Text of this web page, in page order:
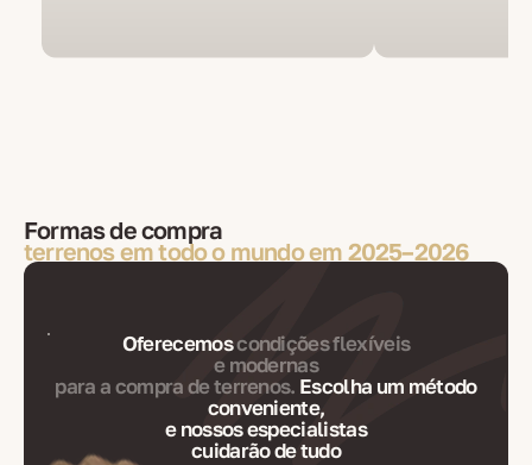
Formas de compra
terrenos em todo o mundo em 2025–2026
Oferecemoscondições flexíveis
e modernas
para a compra de terrenos. Escolha um método
conveniente,
e nossos especialistas
cuidarão de tudo